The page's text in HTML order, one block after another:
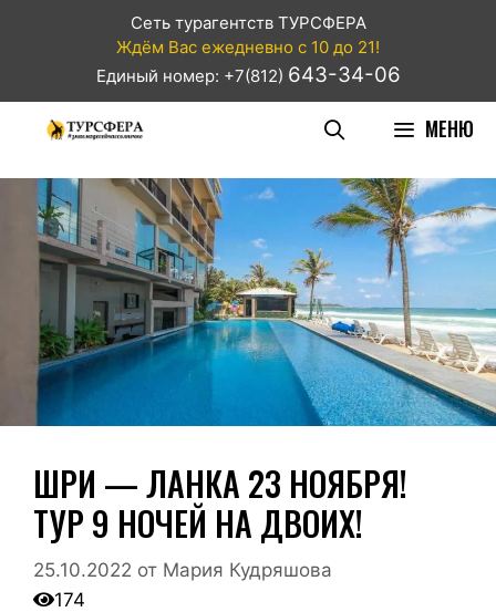
Сеть турагентств ТУРСФЕРА
Ждём Вас ежедневно с 10 до 21!
Единый номер: +7(812) 643-34-06
МЕНЮ
ШРИ — ЛАНКА 23 НОЯБРЯ!
ТУР 9 НОЧЕЙ НА ДВОИХ!
25.10.2022 от Мария Кудряшова
174